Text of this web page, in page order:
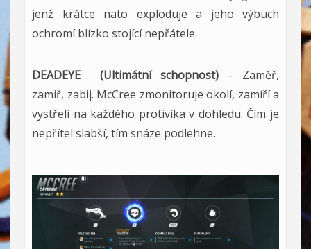
jenž krátce nato exploduje a jeho výbuch
ochromí blízko stojící nepřátele.
DEADEYE (Ultimátní schopnost) - Zaměř,
zamiř, zabij. McCree zmonitoruje okolí, zamíří a
vystřelí na každého protivíka v dohledu. Čím je
nepřítel slabší, tím snáze podlehne.